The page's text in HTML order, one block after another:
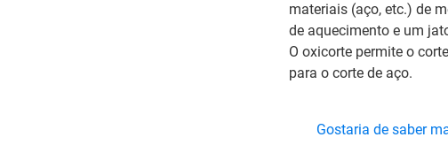
materiais (aço, etc.) de
de aquecimento e um
O oxicorte permite o
para o corte de aço.
Gostaria de saber